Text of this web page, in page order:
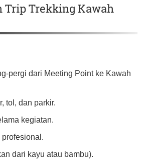
Trip Trekking Kawah
pergi dari Meeting Point ke Kawah
tol, dan parkir.
kegiatan.
profesional.
dari kayu atau bambu).